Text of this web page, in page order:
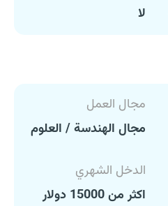
لا
مجال العمل
مجال الهندسة / العلوم
الدخل الشهري
اكثر من 15000 دولار